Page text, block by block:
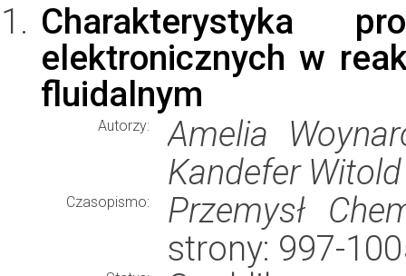
Charakterystyka
elektronicznych w
fluidalnym
Autorzy:
Amelia
Kandefer
Czasopismo:
Przemysł
strony: 997-